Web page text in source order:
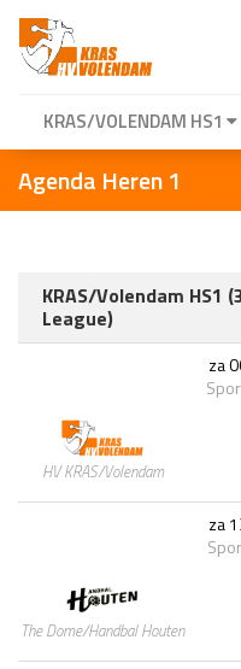
KRAS/VOLENDAM HS1
Agenda Heren 1
KRAS/Volendam HS1
League)
za
HV KRAS/Volendam
za
The Dome/Handbal Houten